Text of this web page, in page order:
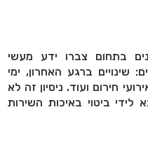
בתחום צברו ידע מעשי
ברגע האחרון, ימי
חירום ועוד. ניסיון זה לא
ביטוי באיכות השירות